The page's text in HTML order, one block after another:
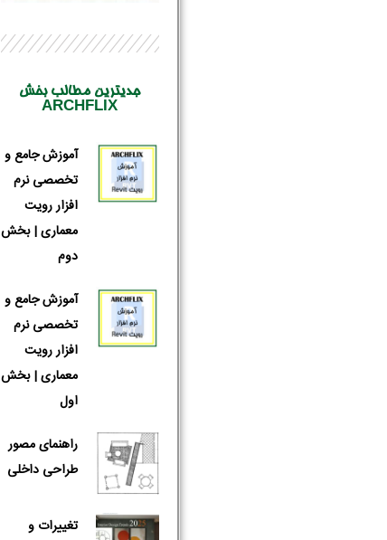
جدیترین مطالب بخش
ARCHFLIX
آموزش جامع و
تخصصی نرم
افزار رویت
معماری | بخش
دوم
آموزش جامع و
تخصصی نرم
افزار رویت
معماری | بخش
اول
راهنمای مصور
طراحی داخلی
تغییرات و